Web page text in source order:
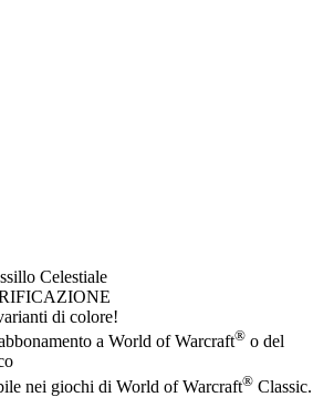
Celestiale
di colore!
a World of Warcraft® o del
nei giochi di World of Warcraft® Classic.